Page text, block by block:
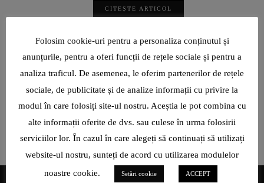
CITEȘTE ARTICOL
SHARE
UN INTERVIU RAR CU LUMINIȚA PAUL, JURNALIST SPORTIV:
„SUNT O TIMIDĂ PE CARE VIAȚA ȘI PROFESIA AU ÎNVĂȚAT-O ȘI
AU FORȚAT-O SĂ DEVINĂ CURAJOASĂ!”
Folosim cookie-uri pentru a personaliza conținutul și
anunțurile, pentru a oferi funcții de rețele sociale și pentru a
analiza traficul. De asemenea, le oferim partenerilor de rețele
sociale, de publicitate și de analize informații cu privire la
modul în care folosiți site-ul nostru. Aceștia le pot combina cu
alte informații oferite de dvs. sau culese în urma folosirii
serviciilor lor. În cazul în care alegeți să continuați să utilizați
website-ul nostru, sunteți de acord cu utilizarea modulelor
noastre cookie.
Setări cookie ACCEPT